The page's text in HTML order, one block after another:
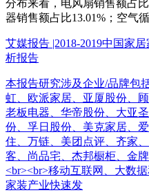
分布来看，电风扇销售额占
器销售额占比13.01%；空气
艾媒报告 |2018-2019中国家
析报告
本报告研究涉及企业/品牌包
虹、欧派家居、亚厦股份、
老板电器、华帝股份、大亚
份、孚日股份、美克家居、
住、万链、美团点评、齐家
客、尚品宅、杰邦橱柜、金
<br><br>移动互联网、大数
家装产业快速发